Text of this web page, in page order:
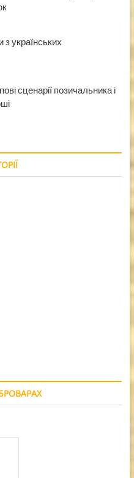
з українських
сценарії позичальника і